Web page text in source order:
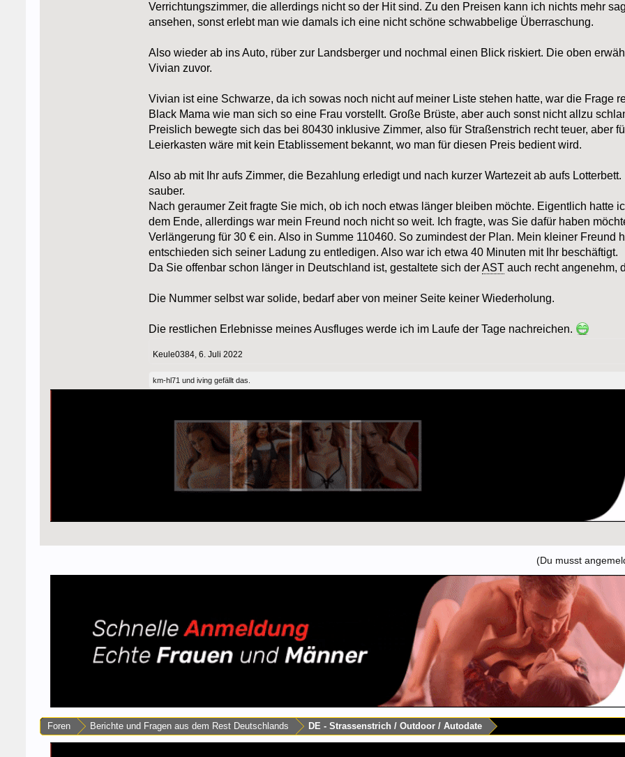
Verrichtungszimmer, die allerdings nicht so der Hit sind. Zu den Preisen kann ich nichts mehr
ansehen, sonst erlebt man wie damals ich eine nicht schöne schwabbelige Überraschung.
Also wieder ab ins Auto, rüber zur Landsberger und nochmal einen Blick riskiert. Die oben
Vivian zuvor.
Vivian ist eine Schwarze, da ich sowas noch nicht auf meiner Liste stehen hatte, war die Frage
Black Mama wie man sich so eine Frau vorstellt. Große Brüste, aber auch sonst nicht allzu
Preislich bewegte sich das bei 80430 inklusive Zimmer, also für Straßenstrich recht teuer, aber
Leierkasten wäre mit kein Etablissement bekannt, wo man für diesen Preis bedient wird.
Also ab mit Ihr aufs Zimmer, die Bezahlung erledigt und nach kurzer Wartezeit ab aufs
sauber.
Nach geraumer Zeit fragte Sie mich, ob ich noch etwas länger bleiben möchte. Eigentlich hatte
dem Ende, allerdings war mein Freund noch nicht so weit. Ich fragte, was Sie dafür haben
Verlängerung für 30 € ein. Also in Summe 110460. So zumindest der Plan. Mein kleiner
entschieden sich seiner Ladung zu entledigen. Also war ich etwa 40 Minuten mit Ihr beschäftigt.
Da Sie offenbar schon länger in Deutschland ist, gestaltete sich derAST auch recht angenehm,
Die Nummer selbst war solide, bedarf aber von meiner Seite keiner Wiederholung.
Die restlichen Erlebnisse meines Ausfluges werde ich im Laufe der Tage nachreichen.
Keule0384, 6. Juli 2022
km-hl71 und iving gefällt das.
(Du musst
Foren Berichte und Fragen aus dem Rest Deutschlands DE - Strassenstrich / Outdoor / Autodate